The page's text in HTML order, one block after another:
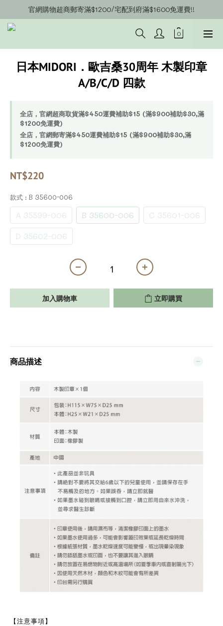
官網會員募集中~立即註冊即可獲得購物金$20!!!
官網購物超商郵寄滿$1200/宅配到府滿$1600免運費!!
官網會員募集中~立即註冊即可獲得購物金$20!!!
日本MIDORI．歐吉桑30周年 木製印章
A/B/C/D 四款
全店，官網超商取貨滿$450運費補助$15 (滿$900補助$30,滿
$1200免運費)
全店，官網郵寄滿$450運費補助$15 (滿$900補助$30,滿
$1200免運費)
NT$220
款式 : B 35600-006
A 35599-006 B 35600-006
C 35601-006
D 35602-006
加入購物車 立即購買
商品描述
【注意事項】